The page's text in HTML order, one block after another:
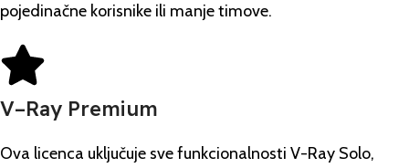
pojedinačne korisnike ili manje timove.
V–Ray Premium
Ova licenca uključuje sve funkcionalnosti V-Ray Solo,